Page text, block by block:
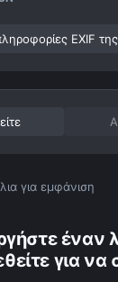
EXIF
για εμφάνιση
έναν
για να